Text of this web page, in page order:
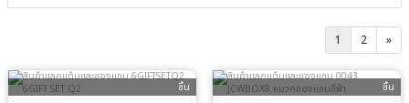
1 2 »
ชิ้น ชิ้น